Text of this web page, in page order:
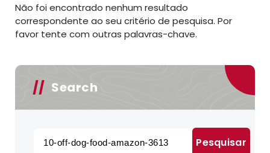
Não foi encontrado nenhum resultado
correspondente ao seu critério de pesquisa. Por
favor tente com outras palavras-chave.
Search
por: